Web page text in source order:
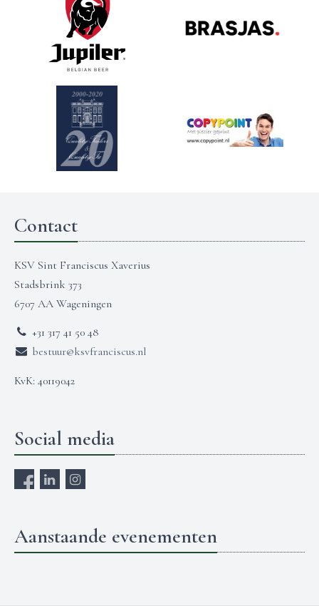
Contact
KSV Sint Franciscus Xaverius
Stadsbrink 373
6707 AA Wageningen
+31 317 41 50 48
bestuur@ksvfranciscus.nl
KvK: 40119042
Social media
Aanstaande evenementen